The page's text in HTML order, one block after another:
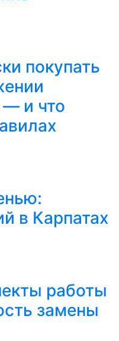
покупать
— и что
в Карпатах
работы
замены